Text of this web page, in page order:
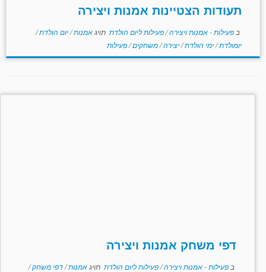
תעודות הצטיינות אמנות ויצירה
ב פעילות - אמנות ויצירה/פעילות ליום הולדת תויגאמנות/יום הולדת/
יומולדת/ימי הולדת/יצירה/משחקים/פעילות
דפי משחק אמנות ויצירה
ב פעילות - אמנות ויצירה/פעילות ליום הולדת תויגאמנות/דפי משחק/